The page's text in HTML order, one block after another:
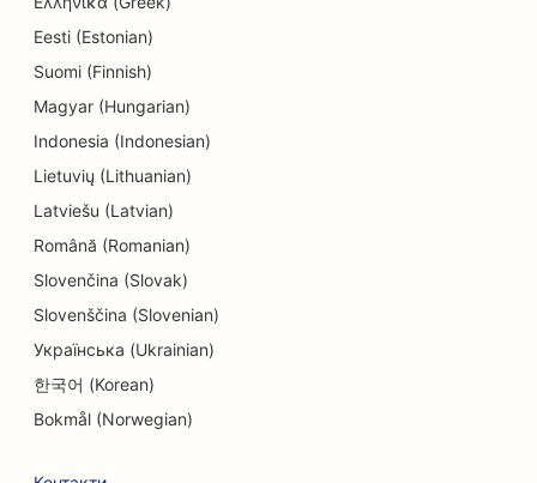
SEO для магазинів електроніки
SEO для інжинірингових компаній
SEO для дитячих садків
SEO для лікарів-ендодонтистів
SEO для квест-кімнат
ЕО для етнічних ресторанів
SEO для послуг з підтяжки обличчя
Eesti (Estonian)
Suomi (Finnish)
Magyar (Hungarian)
Indonesia (Indonesian)
Lietuvių (Lithuanian)
Latviešu (Latvian)
Română (Romanian)
Slovenčina (Slovak)
Slovenščina (Slovenian)
Українська (Ukrainian)
한국어 (Korean)
Bokmål (Norwegian)